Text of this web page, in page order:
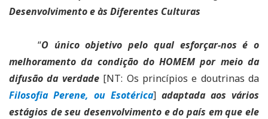
Desenvolvimento e às Diferentes Culturas
“O único objetivo pelo qual esforçar-nos é o
melhoramento da condição do HOMEM por meio da
difusão da verdade[NT: Os princípios e doutrinas da
Filosofia Perene, ou Esotérica] adaptada aos vários
estágios de seu desenvolvimento e do país em que ele